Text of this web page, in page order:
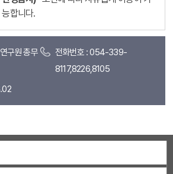
능합니다.
구원 총무
전화번호 : 054-339-
8117,8226,8105